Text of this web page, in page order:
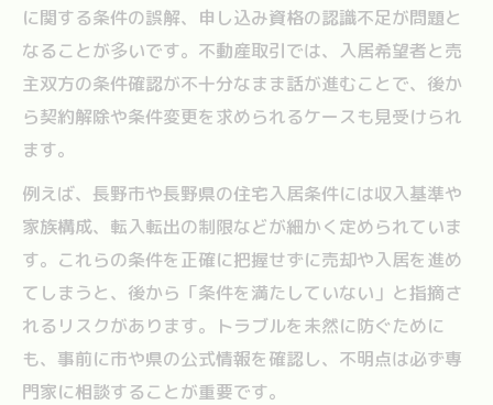
に関する条件の誤解、申し込み資格の認識不足が問題と
なることが多いです。不動産取引では、入居希望者と売
主双方の条件確認が不十分なまま話が進むことで、後か
ら契約解除や条件変更を求められるケースも見受けられ
ます。
例えば、長野市や長野県の住宅入居条件には収入基準や
家族構成、転入転出の制限などが細かく定められていま
す。これらの条件を正確に把握せずに売却や入居を進め
てしまうと、後から「条件を満たしていない」と指摘さ
れるリスクがあります。トラブルを未然に防ぐために
も、事前に市や県の公式情報を確認し、不明点は必ず専
門家に相談することが重要です。